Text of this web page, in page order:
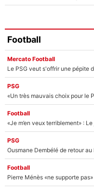
Football
Mercato Football
PSG
Football
PSG
Football